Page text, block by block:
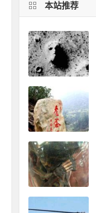
本站推荐